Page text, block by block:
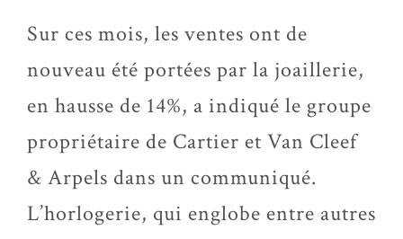
Sur ces mois, les ventes ont de
nouveau été portées par la joaillerie,
en hausse de 14%, a indiqué le groupe
propriétaire de Cartier et Van Cleef
& Arpels dans un communiqué.
L’horlogerie, qui englobe entre autres